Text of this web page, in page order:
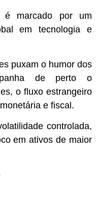
é marcado por um
em tecnologia e
puxam o humor dos
de perto o
o fluxo estrangeiro
e fiscal.
controlada,
em ativos de maior